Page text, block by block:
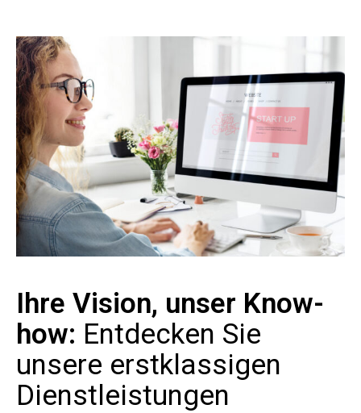
Ihre Vision, unser Know-
how: Entdecken Sie
unsere erstklassigen
Dienstleistungen